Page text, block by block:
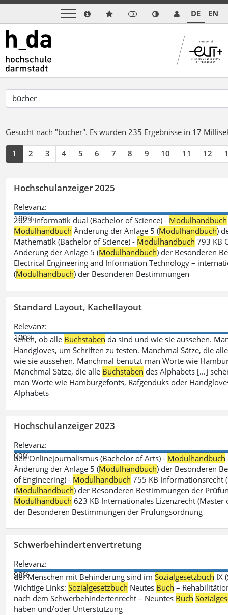
DE EN
Gesucht nach "bücher". Es wurden 235 Ergebnisse in 17
1 2 3 4 5 6 7 8 9 10 11 12
Hochschulanzeiger 2025
Relevanz:
100%
2025 Informatik dual (Bachelor of Science) - Modulhandbuch
Modulhandbuch Änderung der Anlage 5 (Modulhandbuch)
Mathematik (Bachelor of Science) - Modulhandbuch 793 KB
Änderung der Anlage 5 (Modulhandbuch) der Besonderen
Electrical Engineering and Information Technology –
(Modulhandbuch) der Besonderen Bestimmungen
Standard Layout, Kachellayout
Relevanz:
100%
sehen, ob alle Buchstaben da sind und wie sie aussehen.
Handgloves, um Schriften zu testen. Manchmal Sätze, die
wie sie aussehen. Manchmal benutzt man Worte wie
Manchmal Sätze, die alle Buchstaben des Alphabets [...]
man Worte wie Hamburgefonts, Rafgenduks oder
Alphabets
Hochschulanzeiger 2023
Relevanz:
99%
ben Onlinejournalismus (Bachelor of Arts) - Modulhandbuch
Änderung der Anlage 5 (Modulhandbuch) der Besonderen
of Engineering) - Modulhandbuch 755 KB Informationsrecht
(Modulhandbuch) der Besonderen Bestimmungen der
Modulhandbuch 623 KB Internationales Lizenzrecht (Master
der Besonderen Bestimmungen der Prüfungsordnung
Schwerbehindertenvertretung
Relevanz:
98%
der Menschen mit Behinderung sind imSozialgesetzbuch IX
Wichtige Links:Sozialgesetzbuch Neutes Buch –
nach dem Schwerbehindertenrecht – Neuntes Buch
haben und/oder Unterstützung